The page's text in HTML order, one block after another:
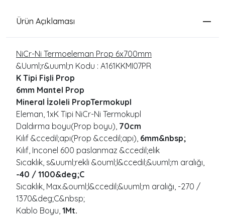
Ürün Açıklaması
NiCr-Ni Termoeleman Prop 6x700mm
&Uuml;r&uuml;n Kodu : A161KKMI07PR
K Tipi Fişli Prop
6mm Mantel Prop
Mineral İzoleli PropTermokupl
Eleman, 1xK Tipi NiCr-Ni Termokupl
Daldırma boyu(Prop boyu), 70cm
Kılıf &ccedil;apı(Prop &ccedil;apı), 6mm&nbsp;
Kılıf, Inconel 600 paslanmaz &ccedil;elik
Sıcaklık, s&uuml;rekli &ouml;l&ccedil;&uuml;m aralığı,
-40 / 1100&deg;C
Sıcaklık, Max.&ouml;l&ccedil;&uuml;m aralığı, -270 /
1370&deg;C&nbsp;
Kablo Boyu, 1Mt.